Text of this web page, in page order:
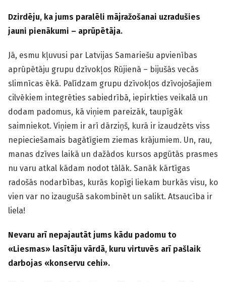
Dzirdēju, ka jums paralēli mājražošanai uzradušies
jauni pienākumi – aprūpētāja.
Jā, esmu kļuvusi par Latvijas Samariešu apvienības
aprūpētāju grupu dzīvokļos Rūjienā – bijušās vecās
slimnīcas ēkā. Palīdzam grupu dzīvokļos dzīvojošajiem
cilvēkiem integrēties sabiedrībā, iepirkties veikalā un
dodam padomus, kā viņiem pareizāk, taupīgāk
saimniekot. Viņiem ir arī dārziņš, kurā ir izaudzēts viss
nepieciešamais bagātīgiem ziemas krājumiem. Un, rau,
manas dzīves laikā un dažādos kursos apgūtās prasmes
nu varu atkal kādam nodot tālāk. Sanāk kārtīgas
radošās nodarbības, kurās kopīgi liekam burkās visu, ko
vien var no izaugušā sakombinēt un salikt. Atsaucība ir
liela!
Nevaru arī nepajautāt jums kādu padomu to
«Liesmas» lasītāju vārdā, kuru virtuvēs arī pašlaik
darbojas «konservu cehi».